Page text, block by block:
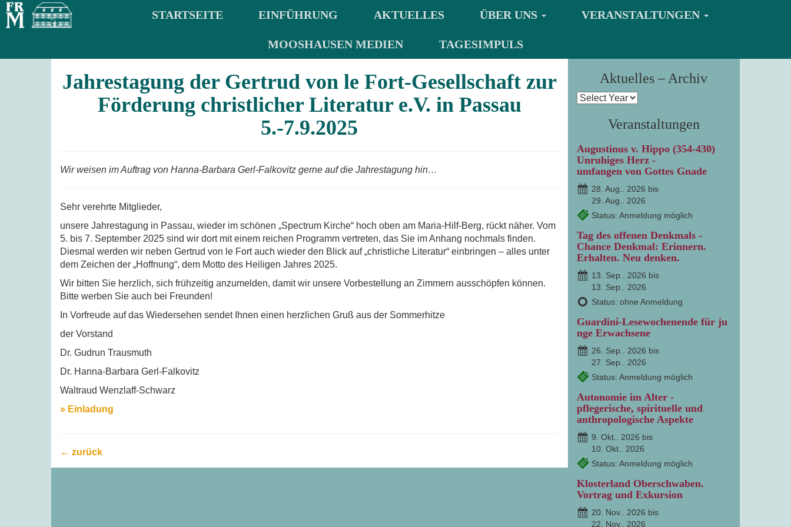
STARTSEITE EINFÜHRUNG AKTUELLES ÜBER UNS VERANSTALTUNGEN
MOOSHAUSEN MEDIEN TAGESIMPULS
Jahrestagung der Gertrud von le Fort-Gesellschaft zur
Förderung christlicher Literatur e.V. in Passau
5.-7.9.2025
Wir weisen im Auftrag von Hanna-Barbara Gerl-Falkovitz gerne auf die Jahrestagung hin…
Sehr verehrte Mitglieder,
unsere Jahrestagung in Passau, wieder im schönen „Spectrum Kirche“ hoch oben am Maria-Hilf-Berg, rückt näher. Vom
5. bis 7. September 2025 sind wir dort mit einem reichen Programm vertreten, das Sie im Anhang nochmals finden.
Diesmal werden wir neben Gertrud von le Fort auch wieder den Blick auf „christliche Literatur“ einbringen – alles unter
dem Zeichen der „Hoffnung“, dem Motto des Heiligen Jahres 2025.
Wir bitten Sie herzlich, sich frühzeitig anzumelden, damit wir unsere Vorbestellung an Zimmern ausschöpfen können.
Bitte werben Sie auch bei Freunden!
In Vorfreude auf das Wiedersehen sendet Ihnen einen herzlichen Gruß aus der Sommerhitze
der Vorstand
Dr. Gudrun Trausmuth
Dr. Hanna-Barbara Gerl-Falkovitz
Waltraud Wenzlaff-Schwarz
» Einladung
← zurück
Aktuelles – Archiv
Veranstaltungen
Augustinus v. Hippo (354-430)
Unruhiges Herz -
umfangen von Gottes Gnade
28. Aug.. 2026 bis
29. Aug.. 2026
Status: Anmeldung möglich
Tag des offenen Denkmals -
Chance Denkmal: Erinnern.
Erhalten. Neu denken.
13. Sep.. 2026 bis
13. Sep.. 2026
Status: ohne Anmeldung
Guardini-Lesewochenende für ju
nge Erwachsene
26. Sep.. 2026 bis
27. Sep.. 2026
Status: Anmeldung möglich
Autonomie im Alter -
pflegerische, spirituelle und
anthropologische Aspekte
9. Okt.. 2026 bis
10. Okt.. 2026
Status: Anmeldung möglich
Klosterland Oberschwaben.
Vortrag und Exkursion
20. Nov.. 2026 bis
22. Nov.. 2026